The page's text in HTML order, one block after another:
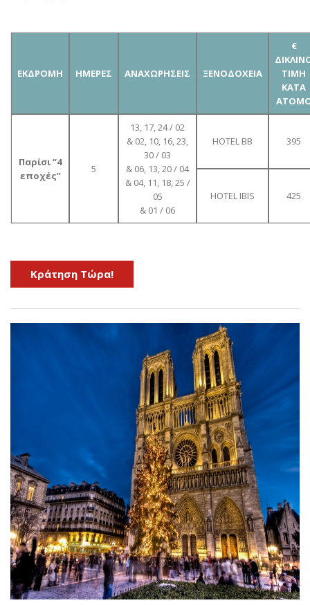
ΕΚΔΡΟΜΗ ΗΜΕΡΕΣ ΑΝΑΧΩΡΗΣΕΙΣ ΞΕΝΟΔΟΧΕΙΑ
€
ΤΙΜΗ
ΚΑΤΑ
Παρίσι “4
εποχές”
5
13, 17, 24 / 02
& 02, 10, 16, 23,
30 / 03
& 06, 13, 20 / 04
& 04, 11, 18, 25 /
05
& 01 / 06
HOTEL BB 395
HOTEL IBIS 425
Kράτηση Τώρα!